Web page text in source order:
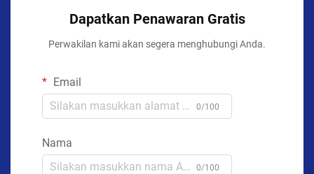
Dapatkan Penawaran Gratis
Perwakilan kami akan segera menghubungi Anda.
Email
0/100
Nama
0/100